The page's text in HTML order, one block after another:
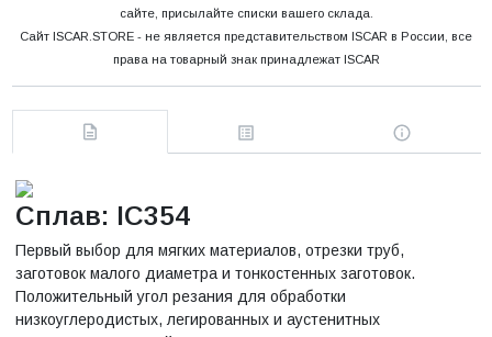
сайте, присылайте списки вашего склада.
Сайт ISCAR.STORE - не является представительством ISCAR в России, все
права на товарный знак принадлежат ISCAR
Сплав: IC354
Первый выбор для мягких материалов, отрезки труб,
заготовок малого диаметра и тонкостенных заготовок.
Положительный угол резания для обработки
низкоуглеродистых, легированных и аустенитных